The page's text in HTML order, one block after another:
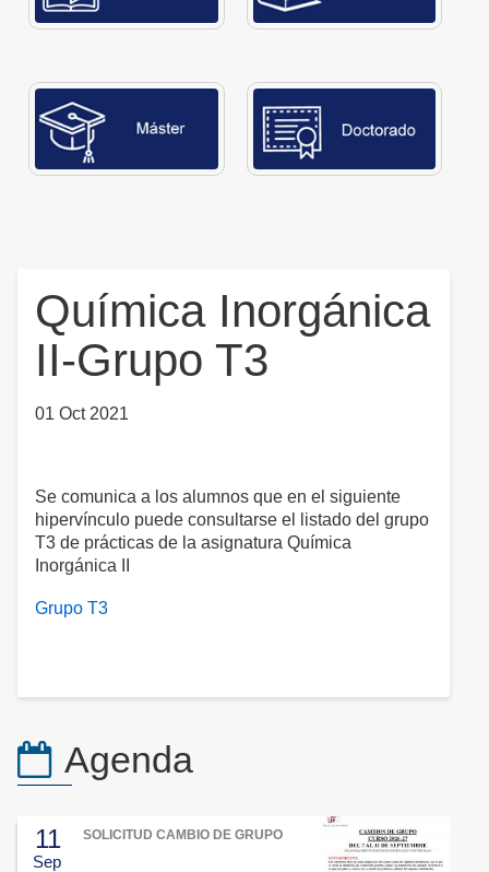
Química Inorgánica
II-Grupo T3
01 Oct 2021
Se comunica a los alumnos que en el siguiente
hipervínculo puede consultarse el listado del grupo
T3 de prácticas de la asignatura Química
Inorgánica II
Grupo T3
Agenda
11
Sep
SOLICITUD CAMBIO DE GRUPO